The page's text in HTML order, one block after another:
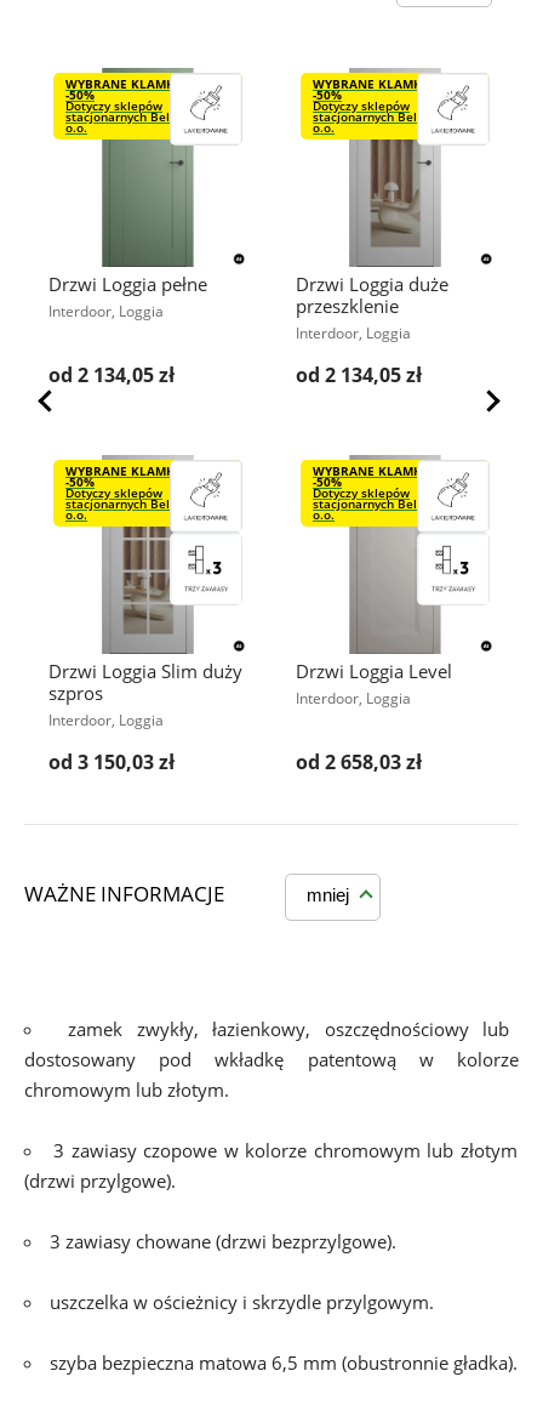
WYBRANE KLAMKI VDS
-50%
Dotyczy sklepów
stacjonarnych Bel-Pol Sp. z
o.o.
Drzwi Loggia pełne
Interdoor, Loggia
od 2 134,05 zł
WYBRANE KLAMKI VDS
-50%
Dotyczy sklepów
stacjonarnych Bel-Pol Sp. z
o.o.
Drzwi Loggia Slim duży
szpros
Interdoor, Loggia
od 3 150,03 zł
WYBRANE KLAMKI VDS
-50%
Dotyczy sklepów
stacjonarnych Bel-Pol Sp. z
o.o.
Drzwi Loggia duże
przeszklenie
Interdoor, Loggia
od 2 134,05 zł
WYBRANE KLAMKI VDS
-50%
Dotyczy sklepów
stacjonarnych Bel-Pol Sp. z
o.o.
Drzwi Loggia Level
Interdoor, Loggia
od 2 658,03 zł
WAŻNE INFORMACJE mniej
zamek zwykły, łazienkowy, oszczędnościowy lub
dostosowany pod wkładkę patentową w kolorze
chromowym lub złotym.
3 zawiasy czopowe w kolorze chromowym lub złotym
(drzwi przylgowe).
3 zawiasy chowane (drzwi bezprzylgowe).
uszczelka w ościeżnicy i skrzydle przylgowym.
szyba bezpieczna matowa 6,5 mm (obustronnie gładka).